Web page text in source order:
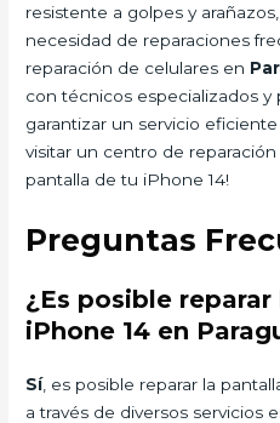
resistente a golpes y
necesidad de reparaciones
reparación de celulares en
con técnicos especializados y
garantizar un servicio
visitar un centro de
pantalla de tu iPhone 14!
Preguntas
¿Es posible
iPhone 14 en
Sí, es posible reparar la
a través de diversos servicios